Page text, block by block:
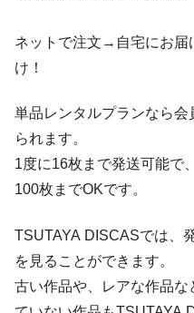
ネットで注文→自宅にお
け！
単品レンタルプランなら会
られます。
1度に16枚まで発送可能で
100枚までOKです。
TSUTAYA DISCASでは、
を見ることができます。
古い作品や、レアな作品